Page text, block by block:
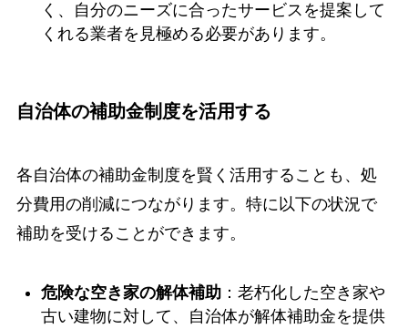
く、自分のニーズに合ったサービスを提案して
くれる業者を見極める必要があります。
自治体の補助金制度を活用する
各自治体の補助金制度を賢く活用することも、処
分費用の削減につながります。特に以下の状況で
補助を受けることができます。
危険な空き家の解体補助：老朽化した空き家や
古い建物に対して、自治体が解体補助金を提供